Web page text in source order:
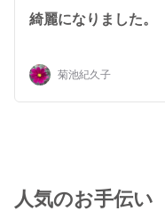
綺麗になりました。
菊池紀久子
人気のお手伝い